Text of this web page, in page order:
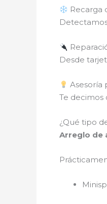
Recarga
Desde
Asesoría
Te
¿Qué tipo
Arreglo de